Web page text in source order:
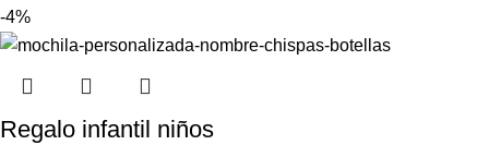
-4%
Regalo infantil niños